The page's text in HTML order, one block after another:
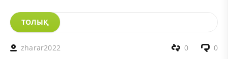
ТОЛЫҚ
zharar2022 0
0